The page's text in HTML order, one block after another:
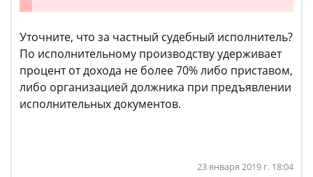
Уточните, что за частный судебный исполнитель?
По исполнительному производству удерживает
процент от дохода не более 70% либо приставом,
либо организацией должника при предъявлении
исполнительных документов.
23 января 2019 г. 18:04